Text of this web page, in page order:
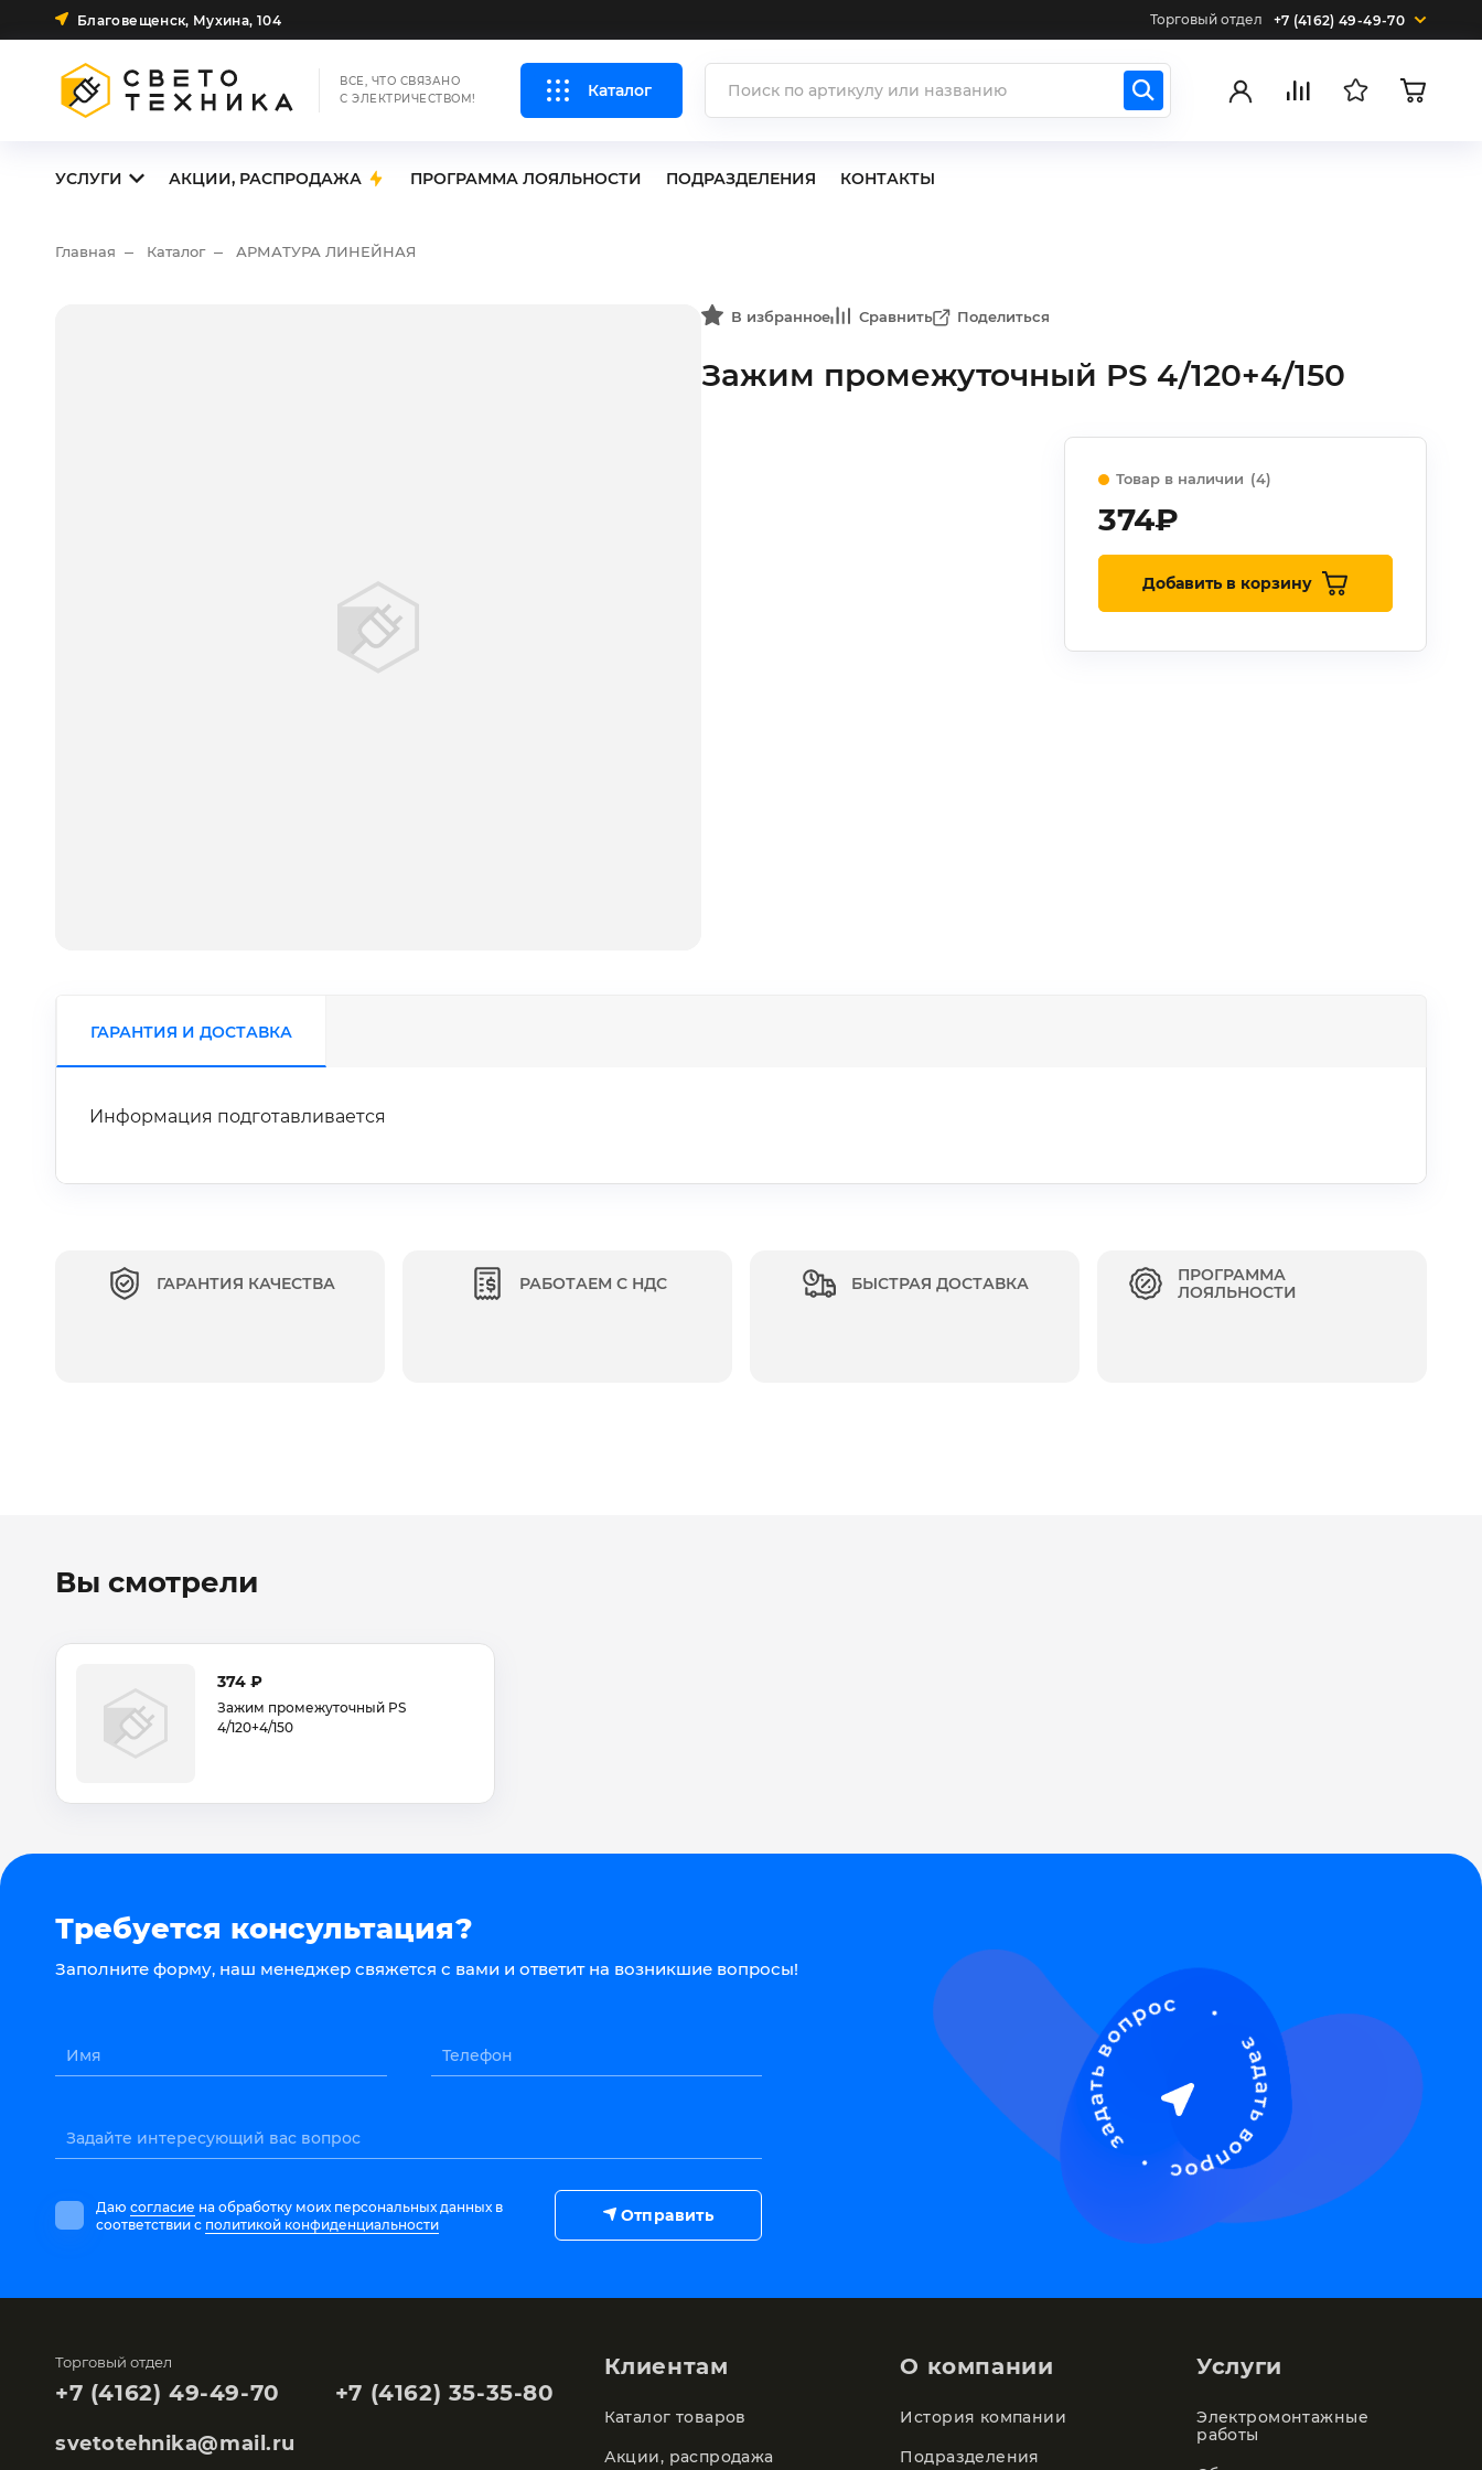
Благовещенск, Мухина, 104 Торговый отдел +7 (4162) 49-49-70
ВСЕ, ЧТО СВЯЗАНО
С ЭЛЕКТРИЧЕСТВОМ!
Каталог
УСЛУГИ АКЦИИ, РАСПРОДАЖА ПРОГРАММА ЛОЯЛЬНОСТИ ПОДРАЗДЕЛЕНИЯ КОНТАКТЫ
Главная Каталог АРМАТУРА ЛИНЕЙНАЯ
В избранное Сравнить Поделиться
Зажим промежуточный PS 4/120+4/150
Товар в наличии (4)
374₽
Добавить в корзину
ГАРАНТИЯ И ДОСТАВКА
Информация подготавливается
ГАРАНТИЯ КАЧЕСТВА РАБОТАЕМ С НДС БЫСТРАЯ ДОСТАВКА
ПРОГРАММА
ЛОЯЛЬНОСТИ
Вы смотрели
374 ₽
Зажим промежуточный PS
4/120+4/150
Требуется консультация?
Заполните форму, наш менеджер свяжется с вами и ответит на возникшие вопросы!
Имя Телефон
Задайте интересующий вас вопрос
Даю согласие на обработку моих персональных данных в
соответствии с политикой конфиденциальности Отправить
Торговый отдел
+7 (4162) 49-49-70 +7 (4162) 35-35-80
svetotehnika@mail.ru
Клиентам
Каталог товаров
Акции, распродажа
О компании
История компании
Подразделения
Услуги
Электромонтажные
работы